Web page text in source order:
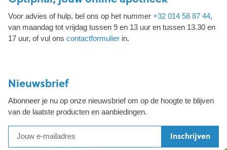
Voor advies of hulp, bel ons op het nummer +32 014 58 87 44,
van maandag tot vrijdag tussen 9 en 13 uur en tussen 13.30 en
17 uur, of vul ons contactformulier in.
Nieuwsbrief
Abonneer je nu op onze nieuwsbrief om op de hoogte te blijven
van de laatste producten en aanbiedingen.
Inschrijven